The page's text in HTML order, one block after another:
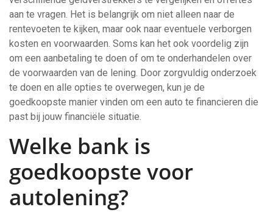
aan te vragen. Het is belangrijk om niet alleen naar de
rentevoeten te kijken, maar ook naar eventuele verborgen
kosten en voorwaarden. Soms kan het ook voordelig zijn
om een aanbetaling te doen of om te onderhandelen over
de voorwaarden van de lening. Door zorgvuldig onderzoek
te doen en alle opties te overwegen, kun je de
goedkoopste manier vinden om een auto te financieren die
past bij jouw financiële situatie.
Welke bank is
goedkoopste voor
autolening?